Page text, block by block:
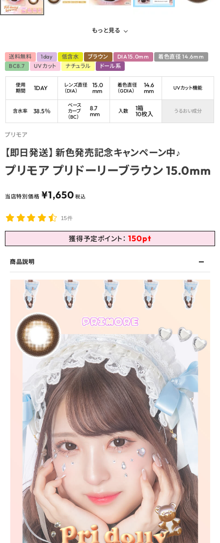
もっと見る
送料無料 1day 低含水 ブラウン DIA15.0mm
着色直径 14.6mm
BC8.7
UVカット ナチュラル ドール系
使用
期間
1DAY
レンズ直径
（DIA）
15.0
mm
着色直径
（GDIA）
14.6
mm
UVカット機能
含水率 38.5％
ベース
カーブ
（BC）
8.7
mm
入数
1箱
10枚入
うるおい成分
プリモア
【即日発送】 新色発売記念キャンペーン中♪
プリモア プリドーリーブラウン 15.0mm
当店特別価格 ¥1,650 税込
15件
獲得予定ポイント： 150pt
商品説明